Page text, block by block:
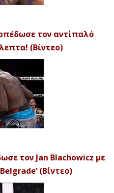
τον αντίπαλό
(Βίντεο)
τον Jan Blachowicz με
(Βίντεο)